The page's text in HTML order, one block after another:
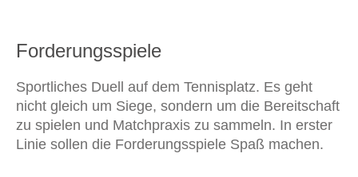
Forderungsspiele
Sportliches Duell auf dem Tennisplatz. Es geht
nicht gleich um Siege, sondern um die Bereitschaft
zu spielen und Matchpraxis zu sammeln. In erster
Linie sollen die Forderungsspiele Spaß machen.